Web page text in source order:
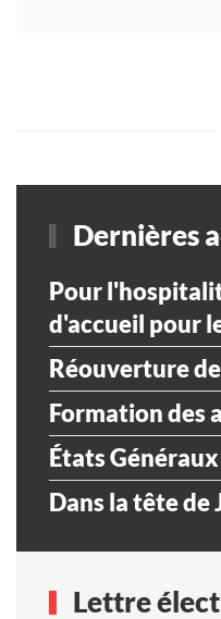
Dernières
Pour
d'accueil pour
Réouverture
Formation des
États
Dans la tête de
Lettre